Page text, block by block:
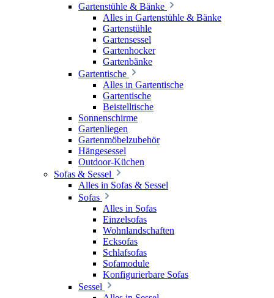
Gartenstühle & Bänke
Alles in Gartenstühle & Bänke
Gartenstühle
Gartensessel
Gartenhocker
Gartenbänke
Gartentische
Alles in Gartentische
Gartentische
Beistelltische
Sonnenschirme
Gartenliegen
Gartenmöbelzubehör
Hängesessel
Outdoor-Küchen
Sofas & Sessel
Alles in Sofas & Sessel
Sofas
Alles in Sofas
Einzelsofas
Wohnlandschaften
Ecksofas
Schlafsofas
Sofamodule
Konfigurierbare Sofas
Sessel